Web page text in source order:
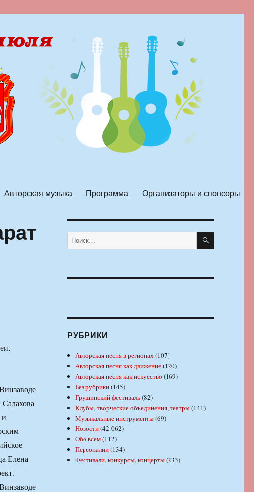
Авторская музыка Программа Организаторы и спонсоры
и
Елена
Искать: ПОИСК
РУБРИКИ
Авторская песня в регионах(107)
Авторская песня как движение(120)
Авторская песня как искусство (169)
Без рубрики(145)
Грушинский фестиваль(82)
Клубы, творческие объединения, театры(141)
Музыкальные инструменты(69)
Новости(42 062)
Обо всем(112)
Персоналии(134)
Фестивали, конкурсы, концерты(233)